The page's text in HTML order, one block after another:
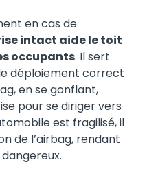
en cas de
intact aide le toit
occupants. Il sert
déploiement correct
en se gonflant,
pour se diriger vers
est fragilisé, il
de l’airbag, rendant